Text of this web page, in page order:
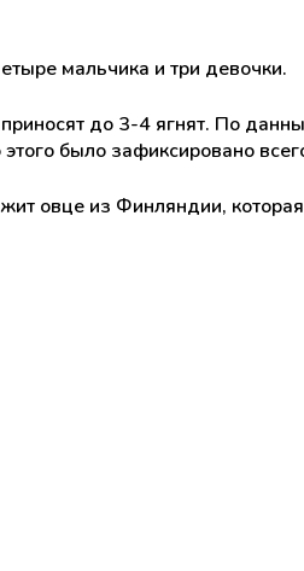
мальчика и три девочки.
до 3-4 ягнят. По
было зафиксировано
овце из Финляндии,